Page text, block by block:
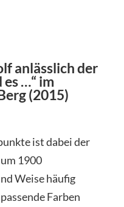
anlässlich der
…“ im
(2015)
ist dabei der
um 1900
Weise häufig
Farben